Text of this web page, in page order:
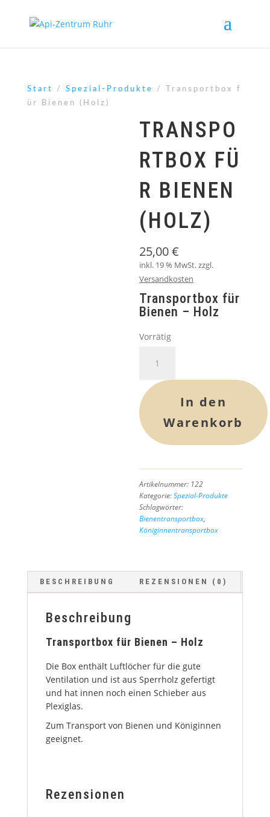
Start / Spezial-Produkte
/ Transportbox f
ür Bienen (Holz)
TRANSPO
RTBOX FÜ
R BIENEN
(HOLZ)
25,00€
inkl. 19 % MwSt.zzgl.
Versandkosten
Transportbox für
Bienen – Holz
Vorrätig
Bienen
(Holz)
Menge
In den
Warenkorb
Artikelnummer: 122
Kategorie:Spezial-Produkte
Schlagwörter:
Bienentransportbox,
Königinnentransportbox
BESCHREIBUNG REZENSIONEN (0)
Beschreibung
Transportbox für Bienen – Holz
Die Box enthält Luftlöcher für die gute
Ventilation und ist aus Sperrholz gefertigt
und hat innen noch einen Schieber aus
Plexiglas.
Zum Transport von Bienen und Königinnen
geeignet.
Rezensionen